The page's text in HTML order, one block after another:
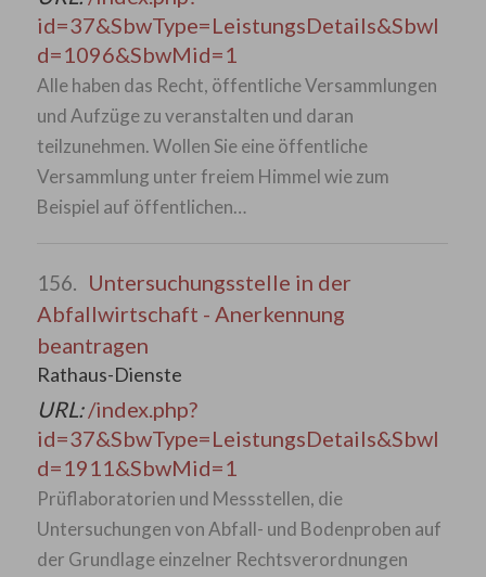
id=37&SbwType=LeistungsDetails&SbwI
d=1096&SbwMid=1
Alle haben das Recht, öffentliche Versammlungen
und Aufzüge zu veranstalten und daran
teilzunehmen. Wollen Sie eine öffentliche
Versammlung unter freiem Himmel wie zum
Beispiel auf öffentlichen…
156. Untersuchungsstelle in der
Abfallwirtschaft - Anerkennung
beantragen
Rathaus-Dienste
URL:/index.php?
id=37&SbwType=LeistungsDetails&SbwI
d=1911&SbwMid=1
Prüflaboratorien und Messstellen, die
Untersuchungen von Abfall- und Bodenproben auf
der Grundlage einzelner Rechtsverordnungen